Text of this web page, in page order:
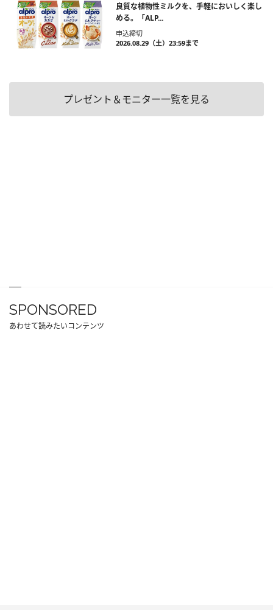
良質な植物性ミルクを、手軽においしく楽し
める。「ALP...
申込締切
2026.08.29（土）23:59まで
プレゼント＆モニター一覧を見る
SPONSORED
あわせて読みたいコンテンツ